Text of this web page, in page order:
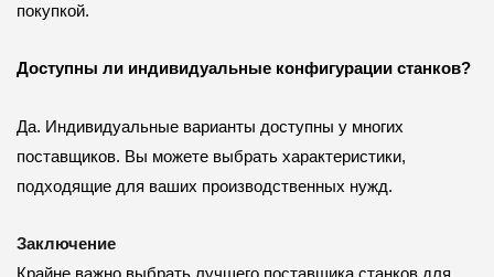
покупкой.
Доступны ли индивидуальные конфигурации станков?
Да. Индивидуальные варианты доступны у многих
поставщиков. Вы можете выбрать характеристики,
подходящие для ваших производственных нужд.
Заключение